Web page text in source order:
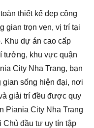
thiết kế đẹp công
gian trọn vẹn, vị trí tại
Khu dự án cao cấp
tưởng, khu vực quận
City Nha Trang, bạn
sống hiện đại, nơi
giải trí đều được quy
Piania City Nha Trang
đầu tư uy tín tập